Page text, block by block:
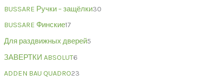
BUSSARE Ручки – защёлки30
BUSSARE Финские17
Для раздвижных дверей5
ЗАВЕРТКИ ABSOLUT6
ADDEN BAU QUADRO23